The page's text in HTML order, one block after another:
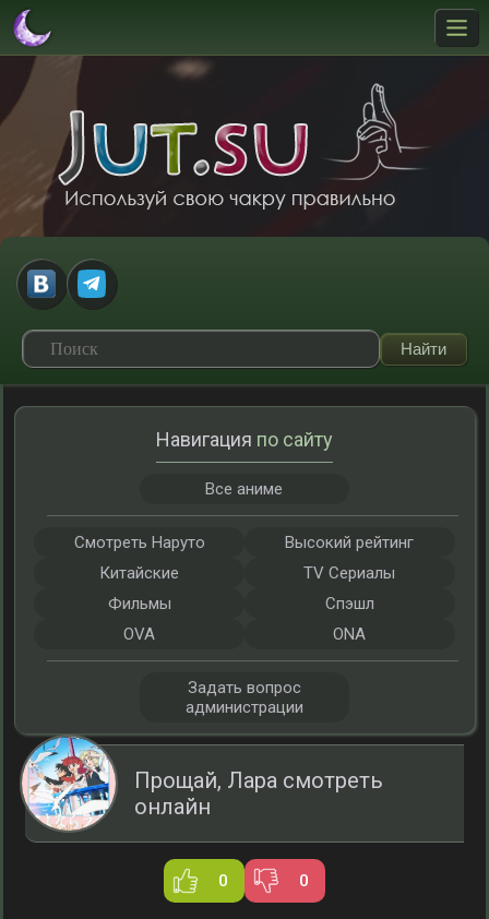
Прощай, Лара смотреть
онлайн
0 0
Навигация по сайту
Все аниме
Смотреть Наруто
Высокий рейтинг
Китайские
TV Сериалы
Фильмы
Спэшл
OVA
ONA
Задать вопрос
администрации